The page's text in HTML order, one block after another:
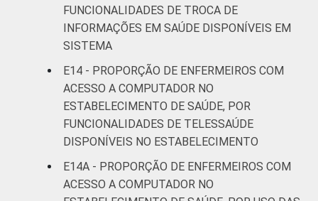
FUNCIONALIDADES DE TROCA DE
INFORMAÇÕES EM SAÚDE DISPONÍVEIS EM
SISTEMA
E14 - PROPORÇÃO DE ENFERMEIROS COM
ACESSO A COMPUTADOR NO
ESTABELECIMENTO DE SAÚDE, POR
FUNCIONALIDADES DE TELESSAÚDE
DISPONÍVEIS NO ESTABELECIMENTO
E14A - PROPORÇÃO DE ENFERMEIROS COM
ACESSO A COMPUTADOR NO